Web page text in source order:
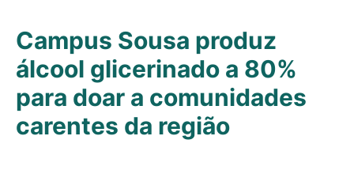
Campus Sousa produz
álcool glicerinado a 80%
para doar a comunidades
carentes da região